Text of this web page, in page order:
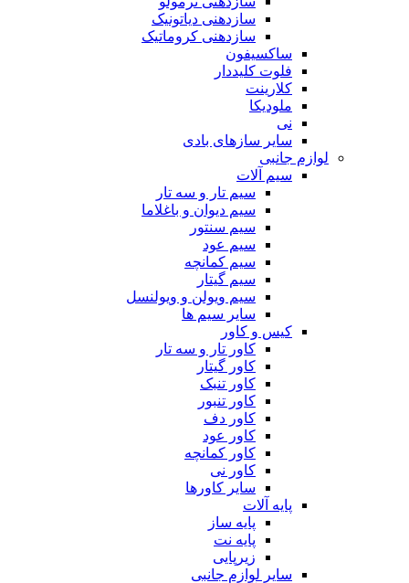
سازدهنی دیاتونیک
سازدهنی کروماتیک
ساکسیفون
فلوت کلیددار
کلارینت
ملودیکا
نی
سایر سازهای بادی
لوازم جانبی
سیم آلات
سیم تار و سه تار
سیم دیوان و باغلاما
سیم سنتور
سیم عود
سیم کمانچه
سیم گیتار
سیم ویولن و ویولنسل
سایر سیم ها
کیس و کاور
کاور تار و سه تار
کاور گیتار
کاور تنبک
کاور تنبور
کاور دف
کاور عود
کاور کمانچه
کاور نی
سایر کاورها
پایه آلات
پایه ساز
پایه نت
زیرپایی
سایر لوازم جانبی